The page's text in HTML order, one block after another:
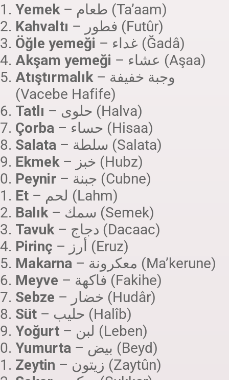
Yemek
– طعام (Ta’aam)
Kahvaltı
– فطور (Futûr)
Öğle yemeği
– غداء (Ğadâ)
Akşam yemeği
– عشاء (Aşaa)
Atıştırmalık– وجبة خفيفة
(Vacebe Hafife)
Tatlı
– حلوى (Halva)
Çorba
– حساء (Hisaa)
Salata
– سلطة (Salata)
Ekmek
– خبز (Hubz)
Peynir
– جبنة (Cubne)
Et
– لحم (Lahm)
Balık
– سمك (Semek)
Tavuk
– دجاج (Dacaac)
Pirinç
– أرز (Eruz)
Makarna
– معكرونة (Ma’kerune)
Meyve
– فاكهة (Fakihe)
Sebze
– خضار (Hudâr)
Süt
– حليب (Halîb)
Yoğurt
– لبن (Leben)
Yumurta
– بيض (Beyd)
Zeytin
– زيتون (Zaytûn)